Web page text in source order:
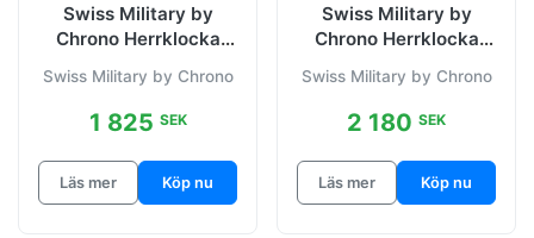
Swiss Military by
Chrono Herrklocka
Svart/Stål Ø39
Swiss Military by Chrono
1 825 SEK
Läs mer Köp nu
Swiss Military by
Chrono Herrklocka
Vit/Stål Ø42 mm
Swiss Military by Chrono
2 180 SEK
Läs mer Köp nu